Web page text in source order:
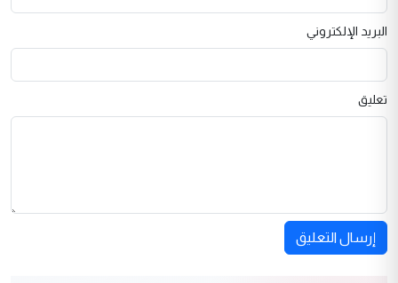
البريد الإلكتروني
تعليق
إرسال التعليق